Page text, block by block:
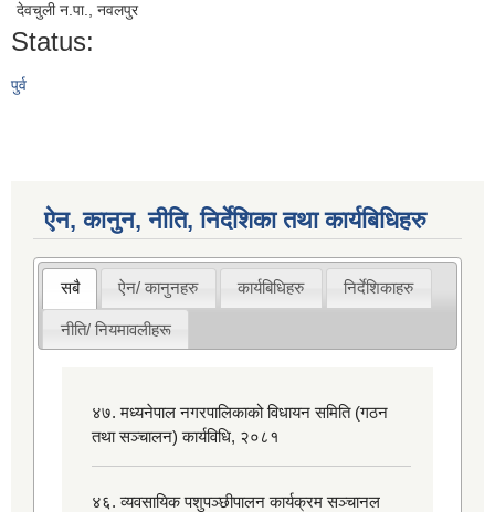
देवचुली न.पा., नवलपुर
Status:
पुर्व
ऐन, कानुन, नीति, निर्देशिका तथा कार्यबिधिहरु
सबै ऐन/ कानुनहरु कार्यबिधिहरु निर्देशिकाहरु
नीति/ नियमावलीहरू
४७. मध्यनेपाल नगरपालिकाको विधायन समिति (गठन
तथा सञ्चालन) कार्यविधि, २०८१
४६. व्यवसायिक पशुपञ्छीपालन कार्यक्रम सञ्चानल